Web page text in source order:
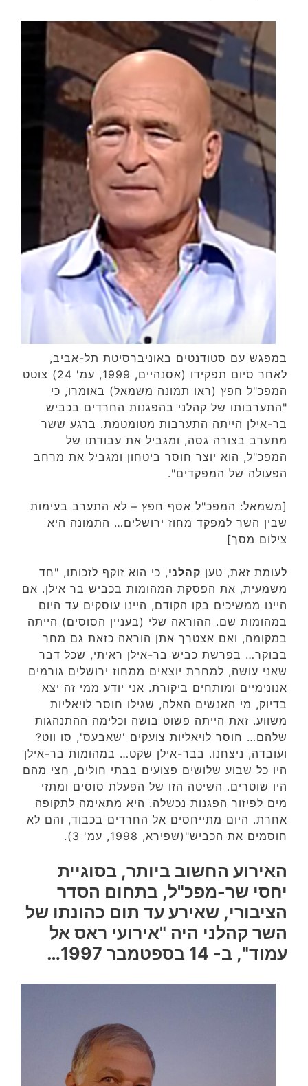
במפגש עם סטודנטים באוניברסיטת תל-אביב,
לאחר סיום תפקידו (אסנהיים, 1999, עמ' 24) צוטט
המפכ"ל חפץ (ראו תמונה משמאל) באומרו, כי
"התערבותו של קהלני בהפגנות החרדים בכביש
בר-אילן הייתה התערבות מטומטמת. ברגע ששר
מתערב בצורה גסה, ומגביל את עבודתו של
המפכ"ל, הוא יוצר חוסר ביטחון ומגביל את מרחב
הפעולה של המפקדים".
[משמאל: המפכ"ל אסף חפץ – לא התערב בעימות
שבין השר למפקד מחוז ירושלים… התמונה היא
צילום מסך]
לעומת זאת, טען קהלני, כי הוא זוקף לזכותו, "חד
משמעית, את הפסקת המהומות בכביש בר אילן. אם
היינו ממשיכים בקו הקודם, היינו עוסקים עד היום
במהומות שם. ההוראה שלי (בעניין הסוסים) הייתה
במקומה, ואם אצטרך אתן הוראה כזאת גם מחר
בבוקר… בפרשת כביש בר-אילן ראיתי, שכל דבר
שאני עושה, למחרת יוצאים ממחוז ירושלים גורמים
אנונימיים ומותחים ביקורת. אני יודע ממי זה יצא
בדיוק, מי האנשים האלה, שגילו חוסר לויאליות
משווע. זאת הייתה פשוט בושה וכלימה ההתנהגות
שלהם… חוסר לויאליות צועקים 'שאבעס', סו ווט?
ועובדה, ניצחנו. בבר-אילן שקט… במהומות בר-אילן
היו כל שבוע שלושים פצועים בבתי חולים, חצי מהם
היו שוטרים. השיטה הזו של הפעלת סוסים ומתזי
מים לפיזור הפגנות נכשלה. היא מתאימה לתקופה
אחרת. היום מתייחסים אל החרדים בכבוד, והם לא
חוסמים את הכביש"(שפירא, 1998, עמ' 3).
האירוע החשוב ביותר, בסוגיית
יחסי שר-מפכ"ל, בתחום הסדר
הציבורי, שאירע עד תום כהונתו של
השר קהלני היה "אירועי ראס אל
עמוד", ב- 14 בספטמבר 1997…